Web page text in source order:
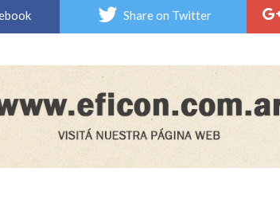
Share on Twitter